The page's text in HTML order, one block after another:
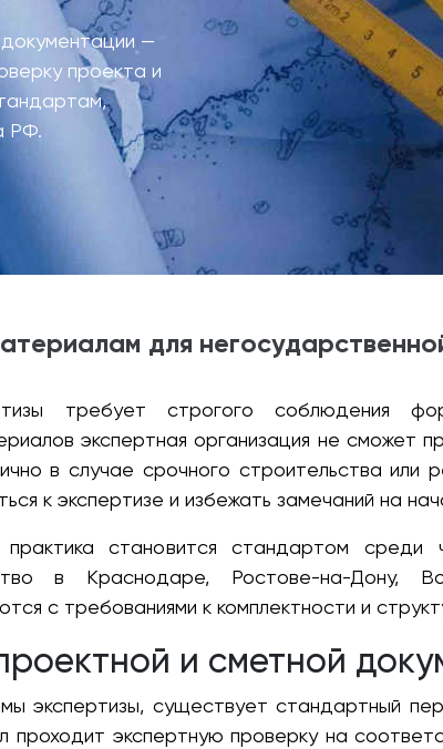
—
проекта и
РФ.
для
требует строгого соблюдения
экспертная организация не сможет
в случае срочного строительства или
к экспертизе и избежать замечаний на
становится стандартом среди
в Краснодаре, Ростове-на-Дону,
с требованиями к комплектности и
и сметной
экспертизы, существует стандартный
экспертную проверку на